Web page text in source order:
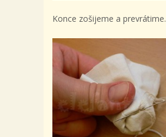
Konce zošijeme a prevrátime.